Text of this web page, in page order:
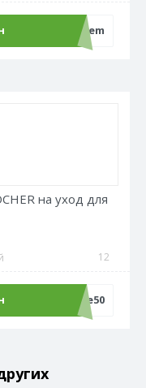
sale50crem
на уход для
12
Sale50